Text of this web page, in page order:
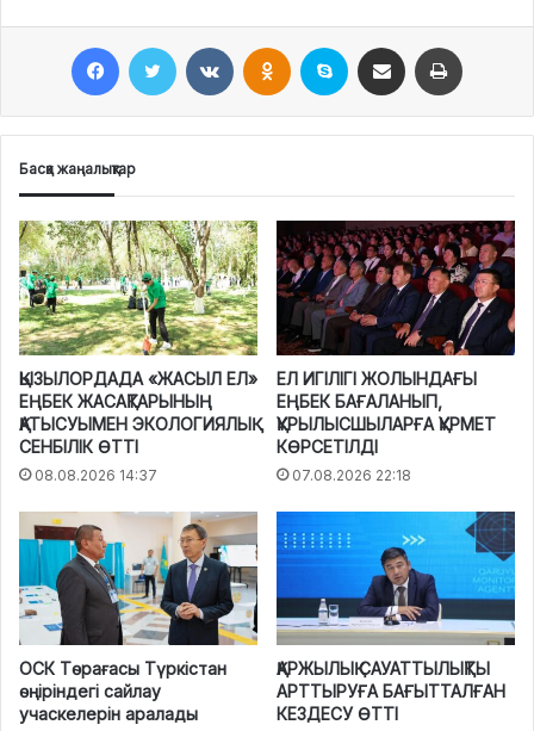
Басқа жаңалықтар
ҚЫЗЫЛОРДАДА «ЖАСЫЛ ЕЛ»
ЕҢБЕК ЖАСАҚТАРЫНЫҢ
ҚАТЫСУЫМЕН ЭКОЛОГИЯЛЫҚ
СЕНБІЛІК ӨТТІ
08.08.2026 14:37
ЕЛ ИГІЛІГІ ЖОЛЫНДАҒЫ
ЕҢБЕК БАҒАЛАНЫП,
ҚҰРЫЛЫСШЫЛАРҒА ҚҰРМЕТ
КӨРСЕТІЛДІ
07.08.2026 22:18
ОСК Төрағасы Түркістан
өңіріндегі сайлау
учаскелерін аралады
ҚАРЖЫЛЫҚ САУАТТЫЛЫҚТЫ
АРТТЫРУҒА БАҒЫТТАЛҒАН
КЕЗДЕСУ ӨТТІ